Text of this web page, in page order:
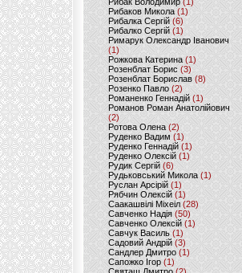
Рибаков Микола(1)
Рибалка Сергій (6)
Рибалко Сергій (1)
Римарук Олександр Іванович
(1)
Рожкова Катерина(1)
Розенблат Борис (3)
Розенблат Борислав (8)
Розенко Павло (2)
Романенко Геннадій (1)
Романов Роман Анатолійович
(2)
Ротова Олена(2)
Руденко Вадим (1)
Руденко Геннадій (1)
Руденко Олексій(1)
Рудик Сергій(6)
Рудьковський Микола (1)
Руслан Арсірій(1)
Рябчин Олексій (1)
Саакашвілі Міхеіл(28)
Савченко Надія (50)
Савченко Олексій(1)
Савчук Василь (1)
Садовий Андрій (3)
Сандлер Дмитро(1)
Сапожко Ігор(1)